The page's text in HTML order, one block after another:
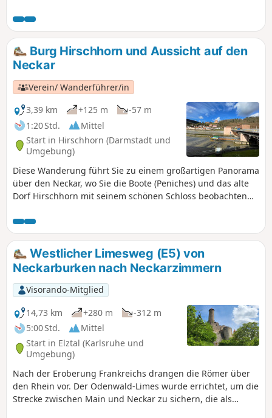
unvergessliche Reise durch eine Vielfalt an Landschaften,
von sanften Weinbergen bis hin zu imposanten
Felsformationen. Entlang der Strecke erwarten Dich sowohl
herausfordernde Anstiege als auch entspannte Abschnitte
entlang des Flusses. Du kannst Dich auf
abwechslungsreiche Landschaften freuen, die von
bewaldeten Hängen im Neckartal bis zu charmanten
Fachwerkstädten und historischen Burgen reichen. Wir
haben die Abschnitte so gestaltet, dass Du jeden Start- und
Endpunkt einer Etappe mit dem ÖPNV erreichen kannst.
Burg Hirschhorn und Aussicht auf den
Neckar
Verein/ Wanderführer/in
3,39 km
+125 m
-57 m
1:20 Std.
Mittel
Start in Hirschhorn (Darmstadt und
Umgebung)
Diese Wanderung führt Sie zu einem großartigen Panorama
über den Neckar, wo Sie die Boote (Peniches) und das alte
Dorf Hirschhorn mit seinem schönen Schloss beobachten
die Aussicht genießen und ein Picknick machen können.
Westlicher Limesweg (E5) von
Neckarburken nach Neckarzimmern
Visorando-Mitglied
14,73 km
+280 m
-312 m
5:00 Std.
Mittel
Start in Elztal (Karlsruhe und
Umgebung)
Nach der Eroberung Frankreichs drangen die Römer über
den Rhein vor. Der Odenwald-Limes wurde errichtet, um die
Strecke zwischen Main und Neckar zu sichern, die als